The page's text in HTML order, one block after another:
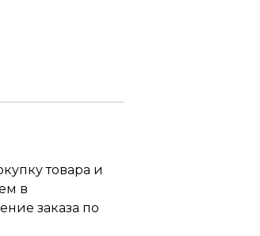
товара и
в
заказа по